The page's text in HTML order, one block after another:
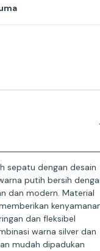
sepatu dengan desain
putih bersih
dan modern. Material
dan fleksibel
warna silver dan
mudah dipadukan